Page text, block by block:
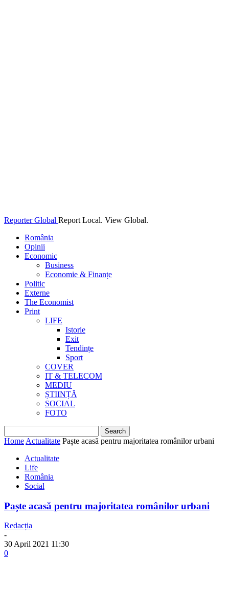
Reporter Global Report Local. View Global.
România
Opinii
Economic
Business
Economie & Finanțe
Politic
Externe
The Economist
Print
LIFE
Istorie
Exit
Tendințe
Sport
COVER
IT & TELECOM
MEDIU
ȘTIINȚĂ
SOCIAL
FOTO
Home Actualitate Paște acasă pentru majoritatea românilor urbani
Actualitate
Life
România
Social
Paște acasă pentru majoritatea românilor urbani
Redacția
-
30 April 2021 11:30
0